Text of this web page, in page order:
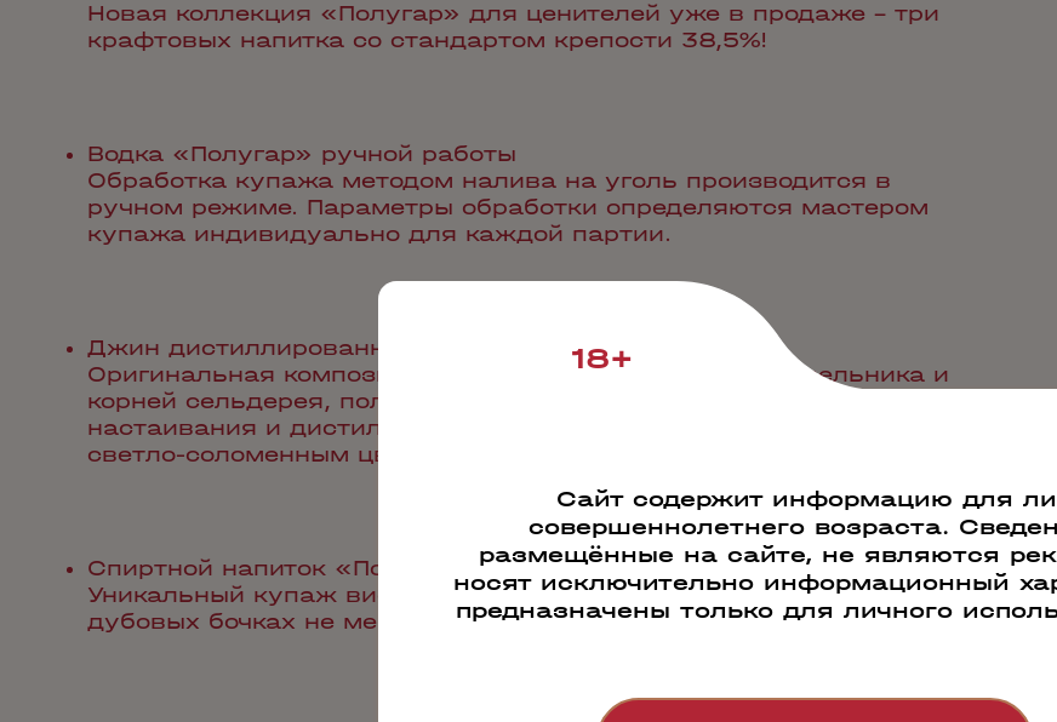
Новая коллекция «Полугар» для ценителей уже в продаже – три
крафтовых напитка со стандартом крепости 38,5%!
Водка «Полугар» ручной работы
Обработка купажа методом налива на уголь производится в
ручном режиме. Параметры обработки определяются мастером
купажа индивидуально для каждой партии.
Джин дистиллированный «Полугар»
Оригинальная композиция ароматных спиртов можжевельника и
корней сельдерея, полученных методом раздельного
настаивания и дистилляции в медном аламбике. Отличается
светло-соломенным цветом, благодаря отдыху в дубовой бочке.
Спиртной напиток «Полугар» купажированный выдержанный
Уникальный купаж висковых дистиллятов, выдержанных в
дубовых бочках не менее трех лет.
18+
Сайт содержит информацию для
совершеннолетнего возраста.
размещённые на сайте, не являются
носят исключительно информационный
предназначены только для личного